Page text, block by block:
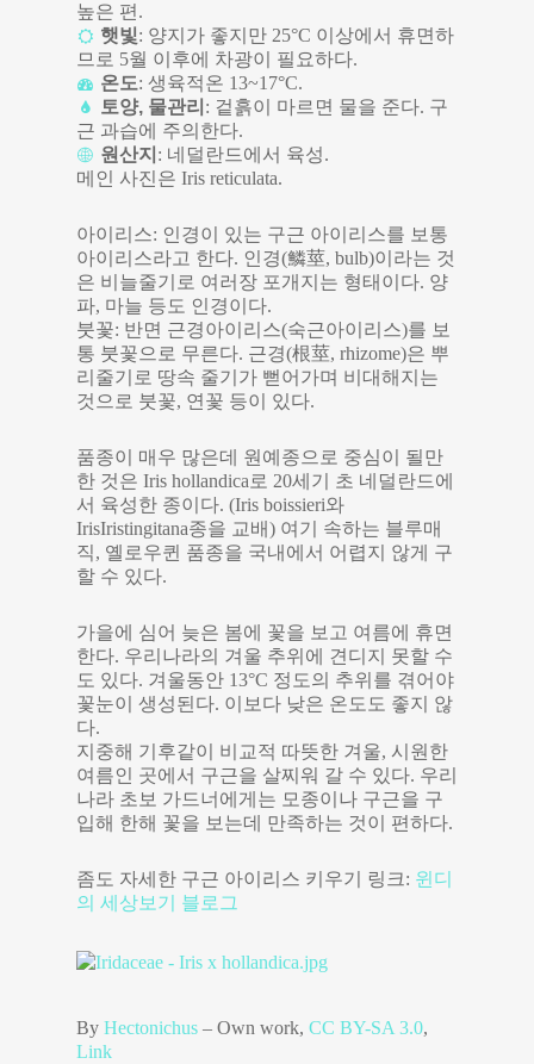
By Hectonichus – Own work, CC BY-SA 3.0,
Link
높은 편.
햇빛: 양지가 좋지만 25°C 이상에서 휴면하
므로 5월 이후에 차광이 필요하다.
온도: 생육적온 13~17°C.
토양, 물관리 : 겉흙이 마르면 물을 준다. 구
근 과습에 주의한다.
원산지 : 네덜란드에서 육성.
메인 사진은 Iris reticulata.
아이리스: 인경이 있는 구근 아이리스를 보통
아이리스라고 한다. 인경(鱗莖, bulb)이라는 것
은 비늘줄기로 여러장 포개지는 형태이다. 양
파, 마늘 등도 인경이다.
붓꽃: 반면 근경아이리스(숙근아이리스)를 보
통 붓꽃으로 무른다. 근경(根莖, rhizome)은 뿌
리줄기로 땅속 줄기가 뻗어가며 비대해지는
것으로 붓꽃, 연꽃 등이 있다.
품종이 매우 많은데 원예종으로 중심이 될만
한 것은 Iris hollandica로 20세기 초 네덜란드에
서 육성한 종이다. (Iris boissieri와
IrisIristingitana종을 교배) 여기 속하는 블루매
직, 옐로우퀸 품종을 국내에서 어렵지 않게 구
할 수 있다.
가을에 심어 늦은 봄에 꽃을 보고 여름에 휴면
한다. 우리나라의 겨울 추위에 견디지 못할 수
도 있다. 겨울동안 13°C 정도의 추위를 겪어야
꽃눈이 생성된다. 이보다 낮은 온도도 좋지 않
다.
지중해 기후같이 비교적 따뜻한 겨울, 시원한
여름인 곳에서 구근을 살찌워 갈 수 있다. 우리
나라 초보 가드너에게는 모종이나 구근을 구
입해 한해 꽃을 보는데 만족하는 것이 편하다.
좀도 자세한 구근 아이리스 키우기 링크: 윈디
의 세상보기 블로그